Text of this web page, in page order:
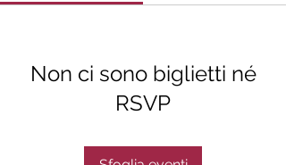
Non ci sono biglietti né
RSVP